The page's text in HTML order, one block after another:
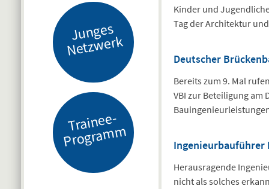
J
u
n
g
es
N
etz
w
er
k
Tr
ai
n
e
e-
Pr
o
gr
a
m
m
Kinder und
Tag der Architektur
Deutscher
Bereits zum 9. Mal
VBI zur Beteiligung am
Ingenieurbauführer
Herausragende
nicht als solches